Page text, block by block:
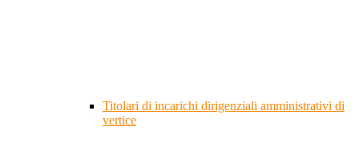
Titolari di incarichi dirigenziali amministrativi di
vertice